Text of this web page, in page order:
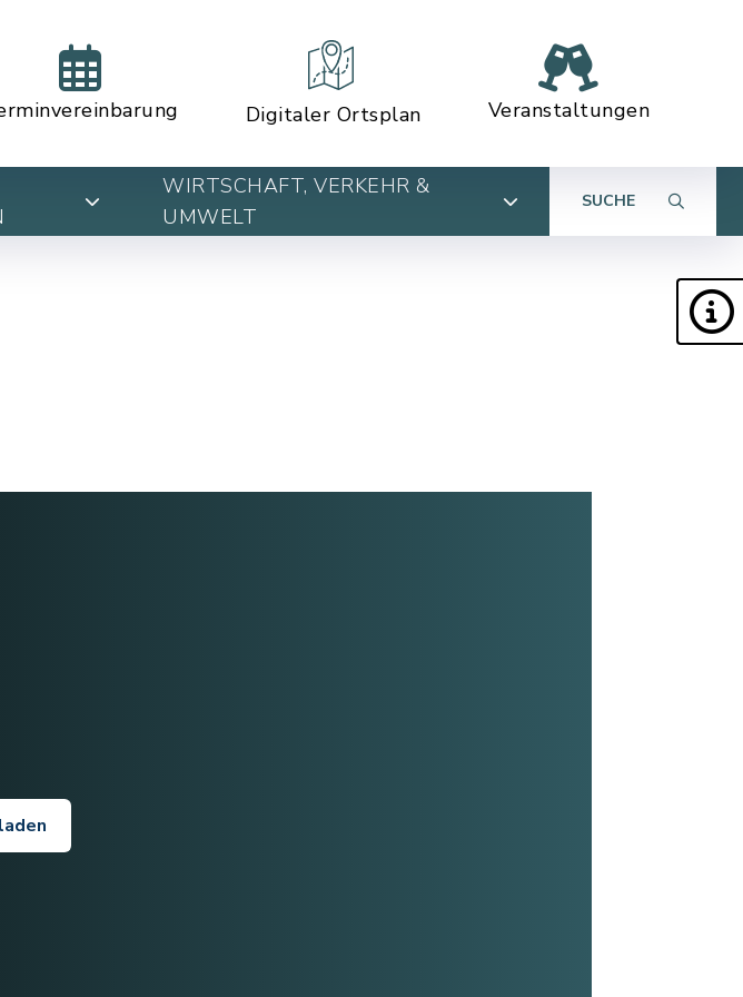
Digitaler Ortsplan Veranstaltungen
WIRTSCHAFT, VERKEHR &
UMWELT
SUCHE